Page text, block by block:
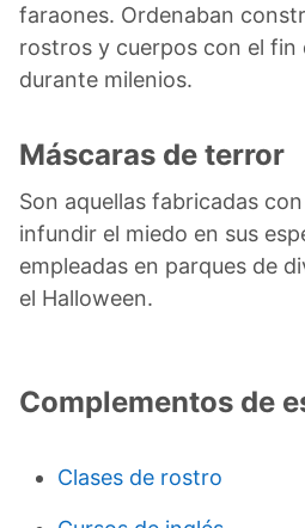
faraones. Ordenaban
rostros y cuerpos con el fin
durante milenios.
Máscaras de terror
Son aquellas fabricadas
infundir el miedo en sus
empleadas en parques de
el Halloween.
Complementos de
Clases de rostro